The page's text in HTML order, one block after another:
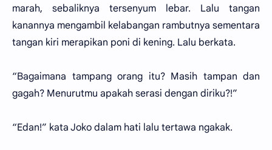
marah, sebaliknya tersenyum lebar. Lalu tangan
kanannya mengambil kelabangan rambutnya sementara
tangan kiri merapikan poni di kening. Lalu berkata.
“Bagaimana tampang orang itu? Masih tampan dan
gagah? Menurutmu apakah serasi dengan diriku?!”
“Edan!” kata Joko dalam hati lalu tertawa ngakak.